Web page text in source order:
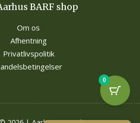
BARF shop
Om os
Afhentning
Privatlivspolitik
0